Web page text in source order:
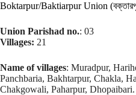
Boktarpur/Baktiarpur Union
Union Parishad no.: 03
Villages: 21
Name of villages: Muradpur,
Panchbaria, Bakhtarpur, Chakla,
Chakgowali, Paharpur, Dhopaibari.